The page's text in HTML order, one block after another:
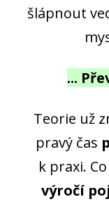
šlápnout
...
Teorie už
pravý čas
k praxi.
výročí